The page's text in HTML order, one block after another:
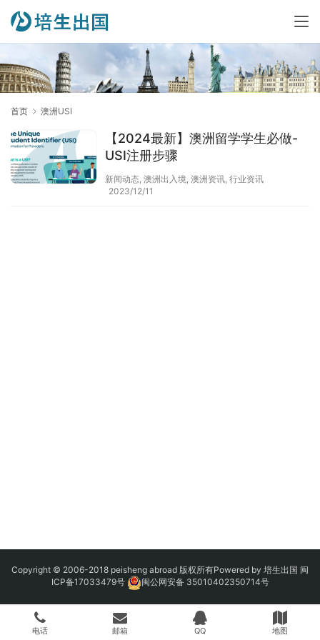
首页 澳洲USI
【2024最新】澳洲留学学生必做-
USI注册步骤
新闻动态, 澳洲出入境, 澳洲资讯, 行业资讯
2023/12/11
Copyright © 2006-2018 peisheng abroad 版权所有Powered by 培生出国 闽
ICP备17033479号
闽公网安备 35010402350714号
电话 邮箱 QQ 地图